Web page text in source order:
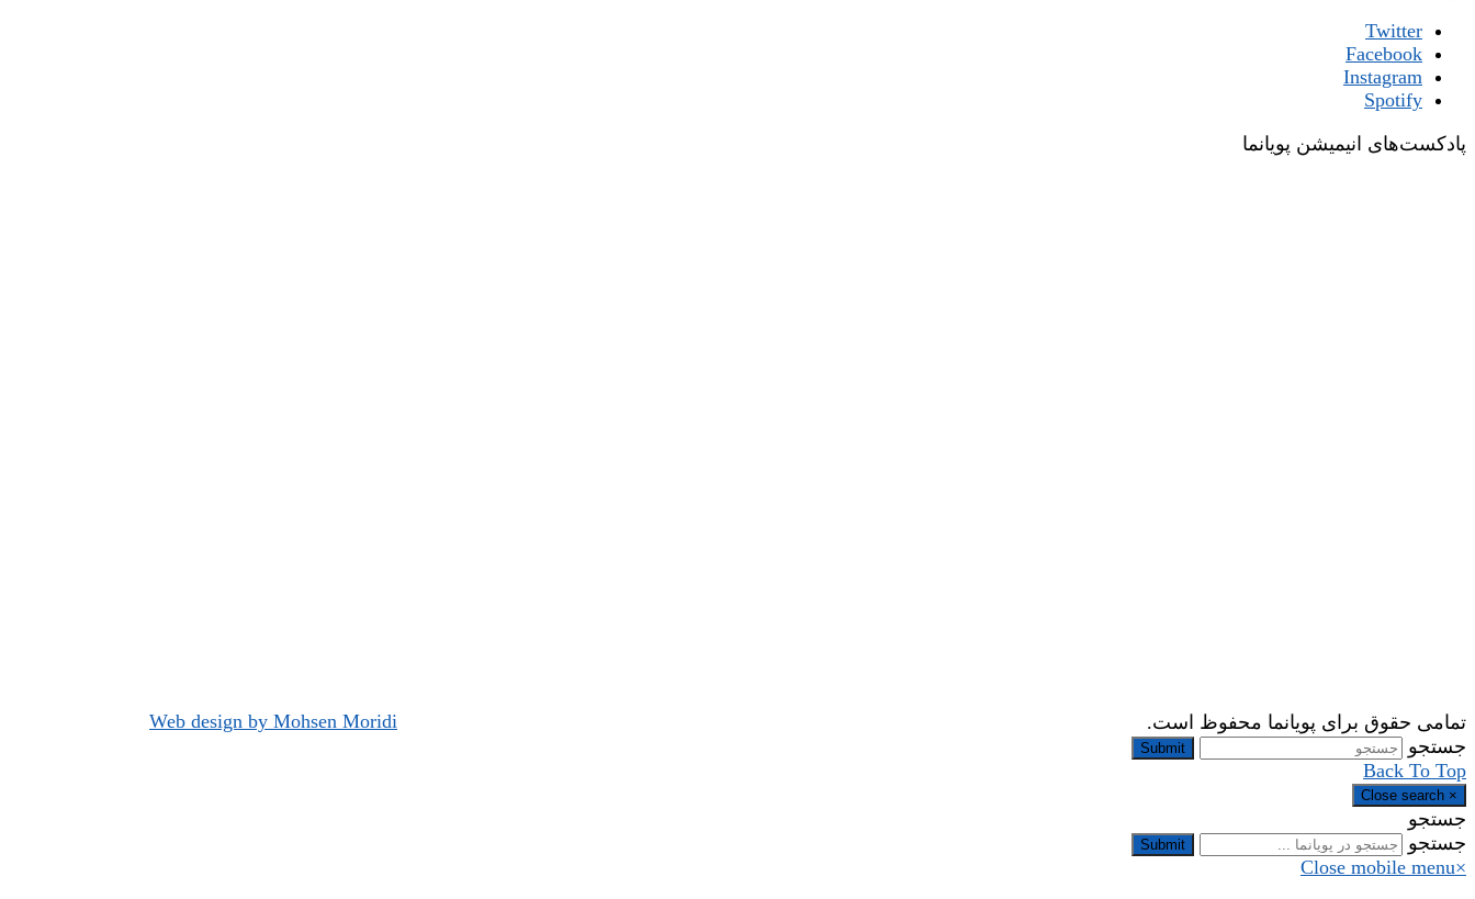
Twitter
Facebook
Instagram
Spotify
پادکست‌های انیمیشن پویانما
تمامی حقوق برای پویانما محفوظ است.
Web design by Mohsen Moridi
جستجو
Submit
Back To Top
×
Close search
جستجو
جستجو
Submit
×
Close mobile menu